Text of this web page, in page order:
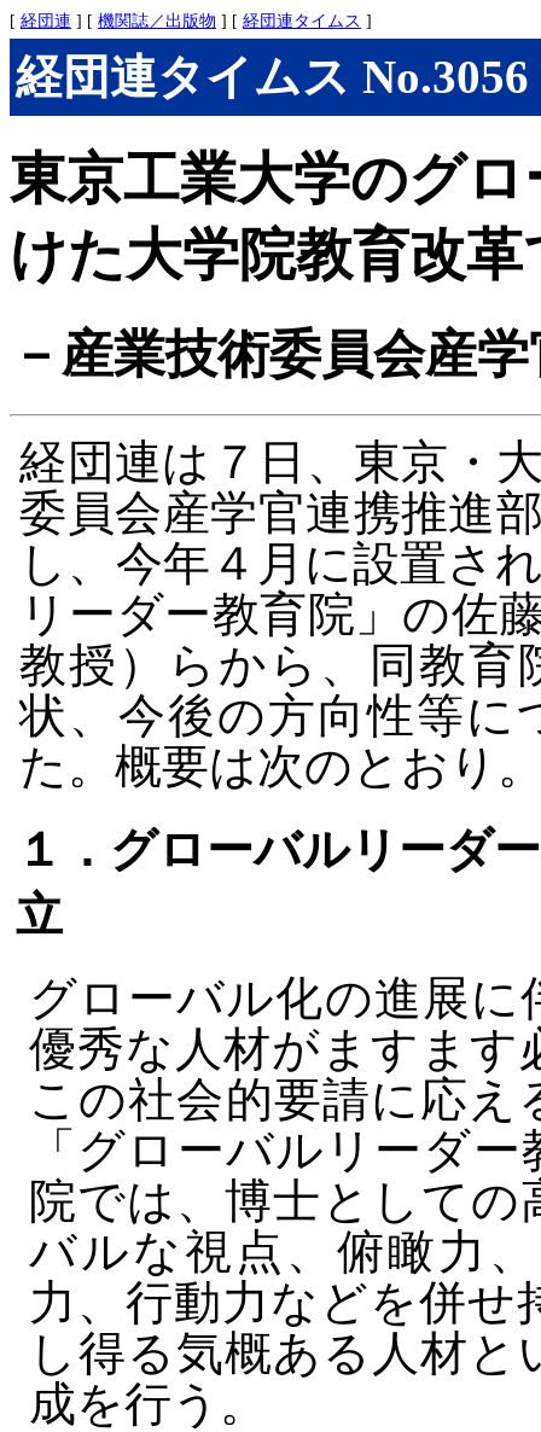
[ 経団連 ] [ 機関誌／出版物 ] [ 経団連タイムス ]
経団連タイムス No.3056
東京工業大学のグ
けた大学院教育改
－産業技術委員会産
経団連は７日、東京・
委員会産学官連携推進
し、今年４月に設置さ
リーダー教育院」の佐
教授）らから、同教育
状、今後の方向性等に
た。概要は次のとおり
１．グローバルリーダ
立
グローバル化の進展
優秀な人材がますます
この社会的要請に応
「グローバルリーダ
院では、博士として
バルな視点、俯瞰力
力、行動力などを併
し得る気概ある人材
成を行う。